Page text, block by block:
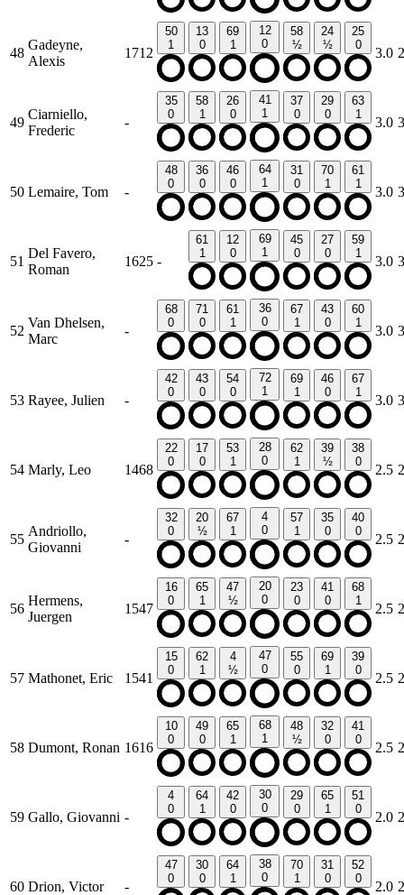
48
Gadeyne,
Alexis
1712
50
1
13
0
69
1
12
0
58
½
24
½
25
0
3.0 2
49
Ciarniello,
Frederic
-
35
0
58
1
26
0
41
1
37
0
29
0
63
1
3.0 3
50 Lemaire, Tom -
48
0
36
0
46
0
64
1
31
0
70
1
61
1
3.0 3
51
Del Favero,
Roman
1625 -
61
1
12
0
69
1
45
0
27
0
59
1
3.0 3
52
Van Dhelsen,
Marc
-
68
0
71
0
61
1
36
0
67
1
43
0
60
1
3.0 3
53 Rayee, Julien -
42
0
43
0
54
0
72
1
69
1
46
0
67
1
3.0 3
54 Marly, Leo 1468
22
0
17
0
53
1
28
0
62
1
39
½
38
0
2.5 2
55
Andriollo,
Giovanni
-
32
0
20
½
67
1
4
0
57
1
35
0
40
0
2.5 2
56
Hermens,
Juergen
1547
16
0
65
1
47
½
20
0
23
0
41
0
68
1
2.5 2
57 Mathonet, Eric 1541
15
0
62
1
4
½
47
0
55
0
69
1
39
0
2.5 2
58 Dumont, Ronan 1616
10
0
49
0
65
1
68
1
48
½
32
0
41
0
2.5 2
59 Gallo, Giovanni -
4
0
64
1
42
0
30
0
29
0
65
1
51
0
2.0 2
60 Drion, Victor -
47
0
30
0
64
1
38
0
70
1
31
0
52
0
2.0 2